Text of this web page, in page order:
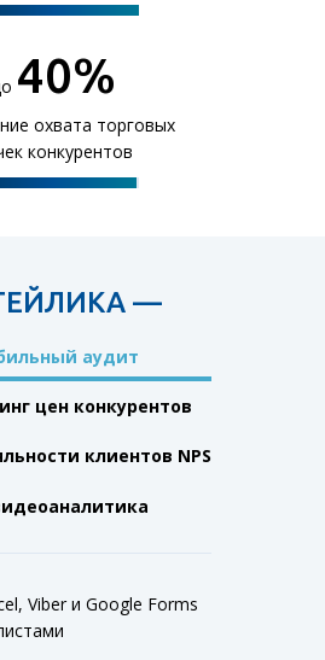
40%
охвата торговых
конкурентов
—
аудит
ценконкурентов
клиентов NPS
Viber и Google Forms